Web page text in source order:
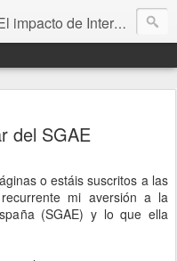
de Internet en la sociedad visto con mis propios ojos
del SGAE
o estáis suscritos a las
mi aversión a la
(SGAE) y lo que ella